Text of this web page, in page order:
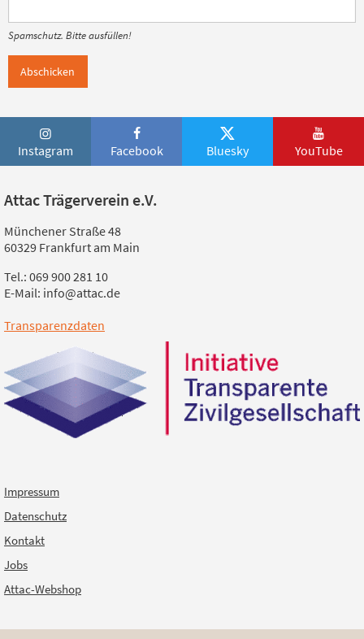
Spamschutz. Bitte ausfüllen!
Abschicken
Instagram Facebook Bluesky YouTube
Attac Trägerverein e.V.
Münchener Straße 48
60329 Frankfurt am Main
Tel.: 069 900 281 10
E-Mail: info@attac.de
Transparenzdaten
Impressum
Datenschutz
Kontakt
Jobs
Attac-Webshop